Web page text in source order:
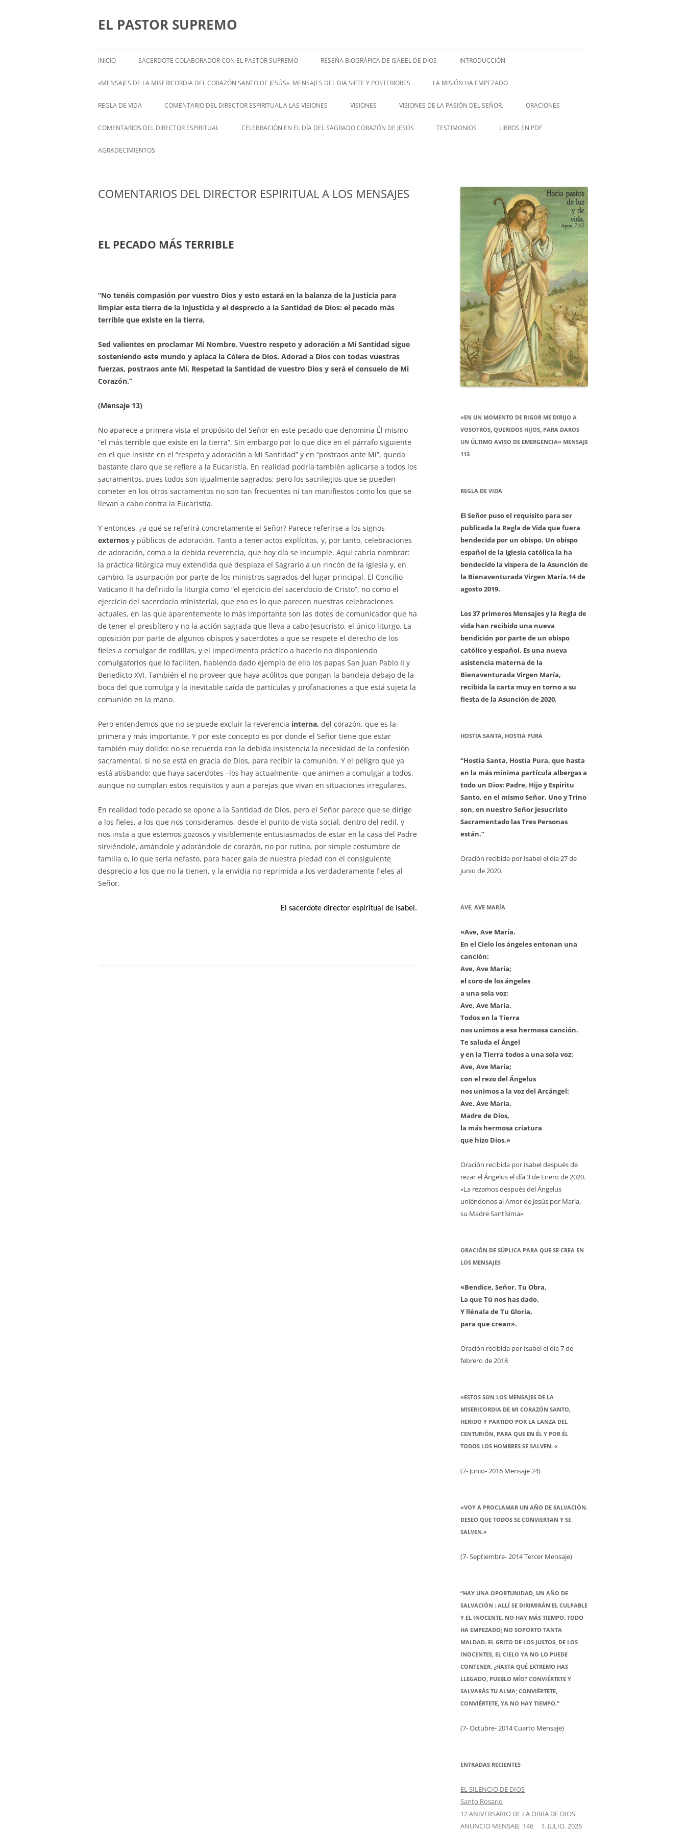
EL PASTOR SUPREMO
INICIO SACERDOTE COLABORADOR CON EL PASTOR SUPREMO RESEÑA BIOGRÁFICA DE ISABEL DE DIOS
ISABEL’S BIOGRAPHY
INTRODUCCIÓN
«MENSAJES DE LA MISERICORDIA DEL CORAZÓN SANTO DE JESÚS». MENSAJES DEL DIA SIETE Y POSTERIORES
ENGLISH
FRANÇAIS
ITALIANI
LA MISIÓN HA EMPEZADO
– ENGLISH –
REGLA DE VIDA COMENTARIO DEL DIRECTOR ESPIRITUAL A LAS VISIONES VISIONES
ENGLISH V
VISIONES DE LA PASIÓN DEL SEÑOR. ORACIONES
VIA CRUCIS
COMENTARIOS DEL DIRECTOR ESPIRITUAL
STATEMENT FROM THE SPIRITUAL
CELEBRACIÓN EN EL DÍA DEL SAGRADO CORAZÓN DE JESÚS TESTIMONIOS LIBROS EN PDF
AGRADECIMIENTOS
COMENTARIOS DEL DIRECTOR ESPIRITUAL A LOS MENSAJES
EL PECADO MÁS TERRIBLE
“No tenéis compasión por vuestro Dios y esto estará en la balanza de la Justicia para
limpiar esta tierra de la injusticia y el desprecio a la Santidad de Dios: el pecado más
terrible que existe en la tierra.
Sed valientes en proclamar Mi Nombre. Vuestro respeto y adoración a Mi Santidad sigue
sosteniendo este mundo y aplaca la Cólera de Dios. Adorad a Dios con todas vuestras
fuerzas, postraos ante Mí. Respetad la Santidad de vuestro Dios y será el consuelo de Mi
Corazón.”
(Mensaje 13)
No aparece a primera vista el propósito del Señor en este pecado que denomina Él mismo
“el más terrible que existe en la tierra”. Sin embargo por lo que dice en el párrafo siguiente
en el que insiste en el “respeto y adoración a Mi Santidad” y en “postraos ante Mí”, queda
bastante claro que se refiere a la Eucaristía. En realidad podría también aplicarse a todos los
sacramentos, pues todos son igualmente sagrados; pero los sacrilegios que se pueden
cometer en los otros sacramentos no son tan frecuentes ni tan manifiestos como los que se
llevan a cabo contra la Eucaristía.
Y entonces, ¿a qué se referirá concretamente el Señor? Parece referirse a los signos
externos y públicos de adoración. Tanto a tener actos explícitos, y, por tanto, celebraciones
de adoración, como a la debida reverencia, que hoy día se incumple. Aquí cabría nombrar:
la práctica litúrgica muy extendida que desplaza el Sagrario a un rincón de la Iglesia y, en
cambio, la usurpación por parte de los ministros sagrados del lugar principal. El Concilio
Vaticano II ha definido la liturgia como “el ejercicio del sacerdocio de Cristo”, no como el
ejercicio del sacerdocio ministerial, que eso es lo que parecen nuestras celebraciones
actuales, en las que aparentemente lo más importante son las dotes de comunicador que ha
de tener el presbítero y no la acción sagrada que lleva a cabo Jesucristo, el único liturgo. La
oposición por parte de algunos obispos y sacerdotes a que se respete el derecho de los
fieles a comulgar de rodillas, y el impedimento práctico a hacerlo no disponiendo
comulgatorios que lo faciliten, habiendo dado ejemplo de ello los papas San Juan Pablo II y
Benedicto XVI. También el no proveer que haya acólitos que pongan la bandeja debajo de la
boca del que comulga y la inevitable caída de partículas y profanaciones a que está sujeta la
comunión en la mano.
Pero entendemos que no se puede excluir la reverencia interna, del corazón, que es la
primera y más importante. Y por este concepto es por donde el Señor tiene que estar
también muy dolido: no se recuerda con la debida insistencia la necesidad de la confesión
sacramental, si no se está en gracia de Dios, para recibir la comunión. Y el peligro que ya
está atisbando: que haya sacerdotes –los hay actualmente‑ que animen a comulgar a todos,
aunque no cumplan estos requisitos y aun a parejas que vivan en situaciones irregulares.
En realidad todo pecado se opone a la Santidad de Dios, pero el Señor parece que se dirige
a los fieles, a los que nos consideramos, desde el punto de vista social, dentro del redil, y
nos insta a que estemos gozosos y visiblemente entusiasmados de estar en la casa del Padre
sirviéndole, amándole y adorándole de corazón, no por rutina, por simple costumbre de
familia o, lo que sería nefasto, para hacer gala de nuestra piedad con el consiguiente
desprecio a los que no la tienen, y la envidia no reprimida a los verdaderamente fieles al
Señor.
El sacerdote director espiritual de Isabel.
«EN UN MOMENTO DE RIGOR ME DIRIJO A
VOSOTROS, QUERIDOS HIJOS, PARA DAROS
UN ÚLTIMO AVISO DE EMERGENCIA» MENSAJE
113
REGLA DE VIDA
El Señor puso el requisito para ser
publicada la Regla de Vida que fuera
bendecida por un obispo. Un obispo
español de la Iglesia católica la ha
bendecido la víspera de la Asunción de
la Bienaventurada Virgen María.14 de
agosto 2019.
Los 37 primeros Mensajes y la Regla de
vida han recibido una nueva
bendición por parte de un obispo
católico y español. Es una nueva
asistencia materna de la
Bienaventurada Virgen María,
recibida la carta muy en torno a su
fiesta de la Asunción de 2020.
HOSTIA SANTA, HOSTIA PURA
“Hostia Santa, Hostia Pura, que hasta
en la más mínima partícula albergas a
todo un Dios: Padre, Hijo y Espíritu
Santo, en el mismo Señor. Uno y Trino
son, en nuestro Señor Jesucristo
Sacramentado las Tres Personas
están.”
Oración recibida por Isabel el día 27 de
junio de 2020.
AVE, AVE MARÍA
«Ave, Ave María.
En el Cielo los ángeles entonan una
canción:
Ave, Ave María;
el coro de los ángeles
a una sola voz:
Ave, Ave María.
Todos en la Tierra
nos unimos a esa hermosa canción.
Te saluda el Ángel
y en la Tierra todos a una sola voz:
Ave, Ave María;
con el rezo del Ángelus
nos unimos a la voz del Arcángel:
Ave, Ave María,
Madre de Dios,
la más hermosa criatura
que hizo Dios.»
Oración recibida por Isabel después de
rezar el Ángelus el día 3 de Enero de 2020.
«La rezamos después del Ángelus
uniéndonos al Amor de Jesús por María,
su Madre Santísima»
ORACIÓN DE SÚPLICA PARA QUE SE CREA EN
LOS MENSAJES
«Bendice, Señor, Tu Obra,
La que Tú nos has dado.
Y llénala de Tu Gloria,
para que crean».
Oración recibida por Isabel el día 7 de
febrero de 2018
«ESTOS SON LOS MENSAJES DE LA
MISERICORDIA DE MI CORAZÓN SANTO,
HERIDO Y PARTIDO POR LA LANZA DEL
CENTURIÓN, PARA QUE EN ÉL Y POR ÉL
TODOS LOS HOMBRES SE SALVEN. «
(7- Junio- 2016 Mensaje 24)
«VOY A PROCLAMAR UN AÑO DE SALVACIÓN.
DESEO QUE TODOS SE CONVIERTAN Y SE
SALVEN.»
(7- Septiembre- 2014 Tercer Mensaje)
“HAY UNA OPORTUNIDAD, UN AÑO DE
SALVACIÓN : ALLÍ SE DIRIMIRÁN EL CULPABLE
Y EL INOCENTE. NO HAY MÁS TIEMPO: TODO
HA EMPEZADO; NO SOPORTO TANTA
MALDAD. EL GRITO DE LOS JUSTOS, DE LOS
INOCENTES, EL CIELO YA NO LO PUEDE
CONTENER. ¿HASTA QUÉ EXTREMO HAS
LLEGADO, PUEBLO MÍO? CONVIÉRTETE Y
SALVARÁS TU ALMA; CONVIÉRTETE,
CONVIÉRTETE, YA NO HAY TIEMPO.”
(7- Octubre- 2014 Cuarto Mensaje)
ENTRADAS RECIENTES
EL SILENCIO DE DIOS
Santo Rosario
12 ANIVERSARIO DE LA OBRA DE DIOS
ANUNCIO MENSAJE 146 1. JULIO. 2026